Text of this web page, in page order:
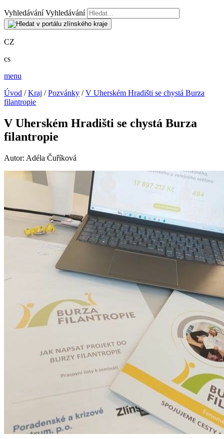
Vyhledávání Vyhledávání
CZ
cs
menu
Úvod /Kraj /Pozvánky /V Uherském Hradišti se chystá Burza
filantropie
V Uherském Hradišti se chystá Burza
filantropie
Autor: Adéla Čuříková